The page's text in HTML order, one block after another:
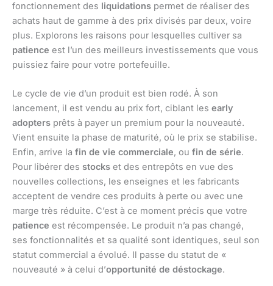
fonctionnement des liquidations permet de réaliser des
achats haut de gamme à des prix divisés par deux, voire
plus. Explorons les raisons pour lesquelles cultiver sa
patience est l’un des meilleurs investissements que vous
puissiez faire pour votre portefeuille.
Le cycle de vie d’un produit est bien rodé. À son
lancement, il est vendu au prix fort, ciblant les early
adopters prêts à payer un premium pour la nouveauté.
Vient ensuite la phase de maturité, où le prix se stabilise.
Enfin, arrive la fin de vie commerciale, ou fin de série.
Pour libérer des stocks et des entrepôts en vue des
nouvelles collections, les enseignes et les fabricants
acceptent de vendre ces produits à perte ou avec une
marge très réduite. C’est à ce moment précis que votre
patience est récompensée. Le produit n’a pas changé,
ses fonctionnalités et sa qualité sont identiques, seul son
statut commercial a évolué. Il passe du statut de «
nouveauté » à celui d’opportunité de déstockage.